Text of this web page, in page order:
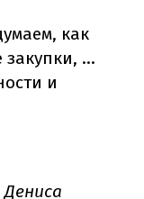
как
...
и